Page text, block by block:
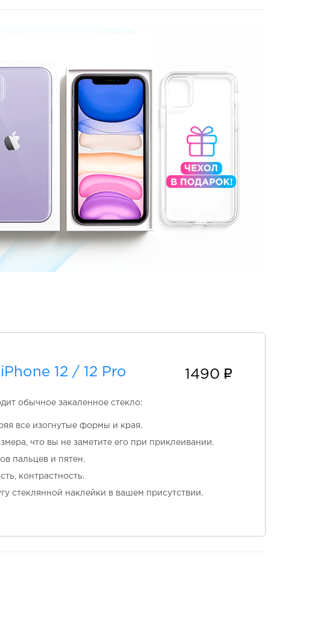
12 / 12 Pro 1490
обычное закаленное стекло:
все изогнутые формы и края.
что вы не заметите его при приклеивании.
пальцев и пятен.
контрастность.
стеклянной наклейки в вашем присутствии.